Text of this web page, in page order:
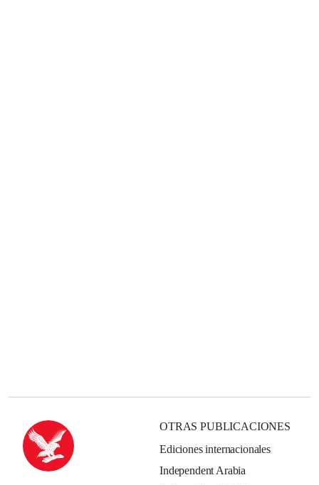
OTRAS PUBLICACIONES
Ediciones internacionales
Independent Arabia